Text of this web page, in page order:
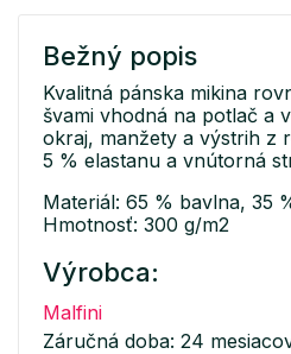
Bežný popis
Kvalitná pánska mikina
švami vhodná na potlač a
okraj, manžety a výstrih z
5 % elastanu a vnútorná
Materiál: 65 % bavlna, 35
Hmotnosť: 300 g/m2
Výrobca:
Malfini
Záručná doba: 24